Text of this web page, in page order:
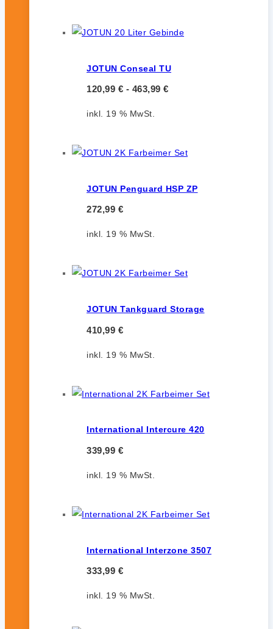
JOTUN Conseal TU
120,99 € - 463,99 €
inkl. 19 % MwSt.
JOTUN Penguard HSP ZP
272,99 €
inkl. 19 % MwSt.
JOTUN Tankguard Storage
410,99 €
inkl. 19 % MwSt.
International Intercure 420
339,99 €
inkl. 19 % MwSt.
International Interzone 3507
333,99 €
inkl. 19 % MwSt.